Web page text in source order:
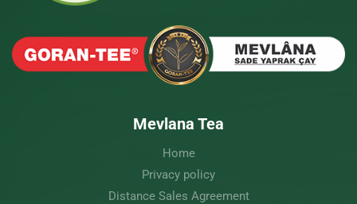
Mevlana Tea
Home
Privacy policy
Distance Sales Agreement